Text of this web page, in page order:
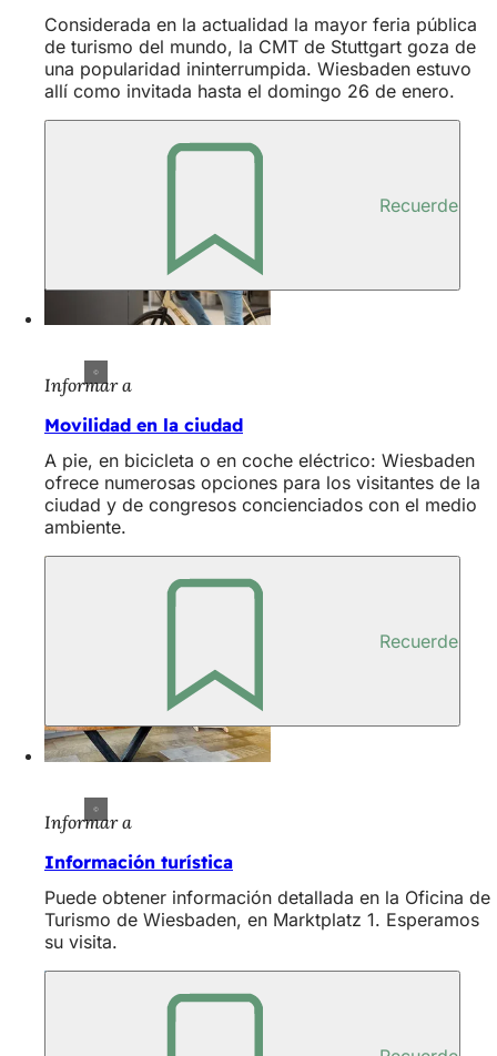
Considerada en la actualidad la mayor feria pública
de turismo del mundo, la CMT de Stuttgart goza de
una popularidad ininterrumpida. Wiesbaden estuvo
allí como invitada hasta el domingo 26 de enero.
Recuerde
Informar a
Movilidad en la ciudad
A pie, en bicicleta o en coche eléctrico: Wiesbaden
ofrece numerosas opciones para los visitantes de la
ciudad y de congresos concienciados con el medio
ambiente.
Recuerde
Informar a
Información turística
Puede obtener información detallada en la Oficina de
Turismo de Wiesbaden, en Marktplatz 1. Esperamos
su visita.